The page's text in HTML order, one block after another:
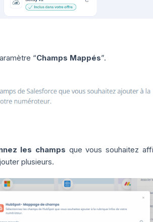
“Champs Mappés”.
les champs que vous souhaitez
plusieurs.